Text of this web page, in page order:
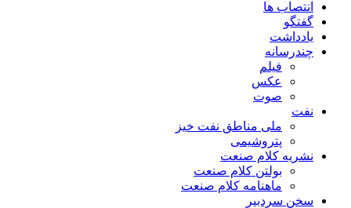
انتصاب ها
گفتگو
یادداشت
چندرسانه
فیلم
عکس
صوت
نفت
ملی مناطق نفت خیز
پتروشیمی
نشریه کلام صنعت
بولتن کلام صنعت
ماهنامه کلام صنعت
سخن سردبیر